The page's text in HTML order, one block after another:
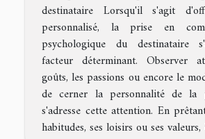
destinataire Lorsqu'il s'agit
personnalisé, la prise en
psychologique du destinataire
facteur déterminant. Observer
goûts, les passions ou encore le
de cerner la personnalité de la
s'adresse cette attention. En
habitudes, ses loisirs ou ses